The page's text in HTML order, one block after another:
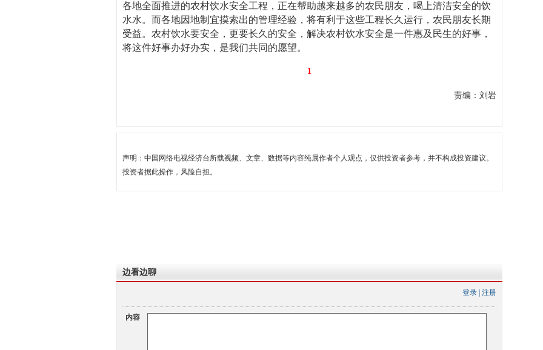
各地全面推进的农村饮水安全工程，正在帮助越来越多的农民朋友，喝上清洁安全的饮
水水。而各地因地制宜摸索出的管理经验，将有利于这些工程长久运行，农民朋友长期
受益。农村饮水要安全，更要长久的安全，解决农村饮水安全是一件惠及民生的好事，
将这件好事办好办实，是我们共同的愿望。
1
责编：刘岩
声明：中国网络电视经济台所载视频、文章、数据等内容纯属作者个人观点，仅供投资者参考，并不构成投资建议。
投资者据此操作，风险自担。
边看边聊
登录 注册
内容